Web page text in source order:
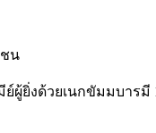
ชน
ย์ผู้ยิ่งด้วยเนกขัมมบารมี